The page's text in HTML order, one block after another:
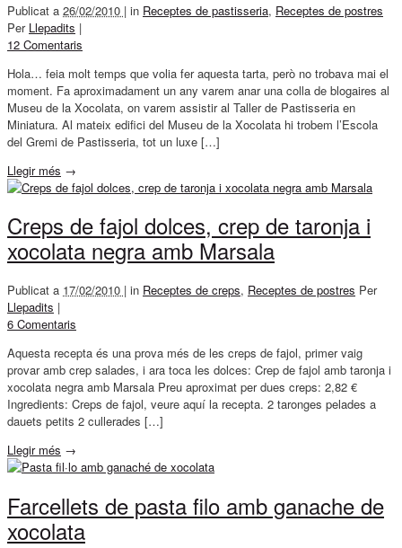
Publicat a 26/02/2010 | in Receptes de pastisseria, Receptes de postres
Per Llepadits |
12 Comentaris
Hola… feia molt temps que volia fer aquesta tarta, però no trobava mai el
moment. Fa aproximadament un any varem anar una colla de blogaires al
Museu de la Xocolata, on varem assistir al Taller de Pastisseria en
Miniatura. Al mateix edifici del Museu de la Xocolata hi trobem l’Escola
del Gremi de Pastisseria, tot un luxe […]
Llegir més →
Creps de fajol dolces, crep de taronja i
xocolata negra amb Marsala
Publicat a 17/02/2010 | in Receptes de creps, Receptes de postres Per
Llepadits |
6 Comentaris
Aquesta recepta és una prova més de les creps de fajol, primer vaig
provar amb crep salades, i ara toca les dolces: Crep de fajol amb taronja i
xocolata negra amb Marsala Preu aproximat per dues creps: 2,82 €
Ingredients: Creps de fajol, veure aquí la recepta. 2 taronges pelades a
dauets petits 2 cullerades […]
Llegir més →
Farcellets de pasta filo amb ganache de
xocolata